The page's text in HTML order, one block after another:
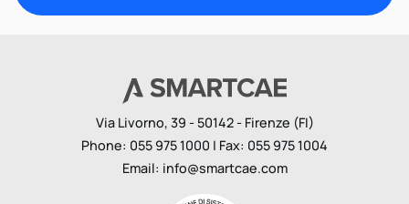
Via Livorno, 39 - 50142 - Firenze (FI)
Phone: 055 975 1000 | Fax: 055 975 1004
Email: info@smartcae.com